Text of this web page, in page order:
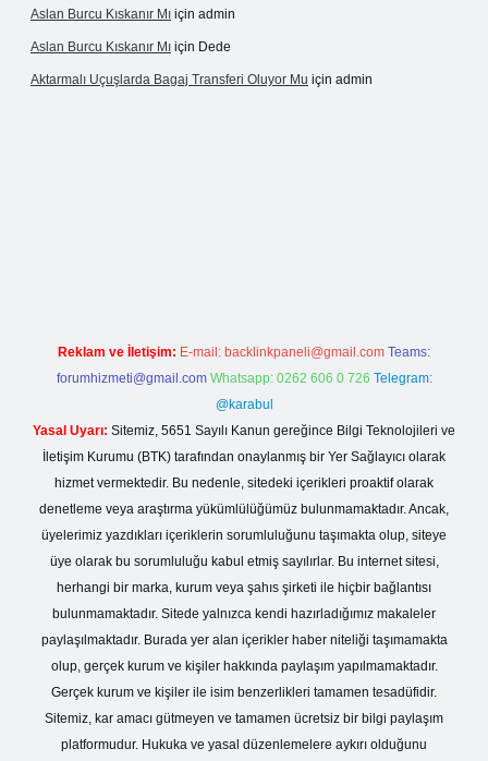
Aslan Burcu Kıskanır Mı için admin
Aslan Burcu Kıskanır Mı için Dede
Aktarmalı Uçuşlarda Bagaj Transferi Oluyor Mu için admin
Reklam ve İletişim: E-mail: backlinkpaneli@gmail.com Teams:
forumhizmeti@gmail.com Whatsapp: 0262 606 0 726 Telegram:
@karabul
Yasal Uyarı: Sitemiz, 5651 Sayılı Kanun gereğince Bilgi Teknolojileri ve
İletişim Kurumu (BTK) tarafından onaylanmış bir Yer Sağlayıcı olarak
hizmet vermektedir. Bu nedenle, sitedeki içerikleri proaktif olarak
denetleme veya araştırma yükümlülüğümüz bulunmamaktadır. Ancak,
üyelerimiz yazdıkları içeriklerin sorumluluğunu taşımakta olup, siteye
üye olarak bu sorumluluğu kabul etmiş sayılırlar. Bu internet sitesi,
herhangi bir marka, kurum veya şahıs şirketi ile hiçbir bağlantısı
bulunmamaktadır. Sitede yalnızca kendi hazırladığımız makaleler
paylaşılmaktadır. Burada yer alan içerikler haber niteliği taşımamakta
olup, gerçek kurum ve kişiler hakkında paylaşım yapılmamaktadır.
Gerçek kurum ve kişiler ile isim benzerlikleri tamamen tesadüfidir.
Sitemiz, kar amacı gütmeyen ve tamamen ücretsiz bir bilgi paylaşım
platformudur. Hukuka ve yasal düzenlemelere aykırı olduğunu